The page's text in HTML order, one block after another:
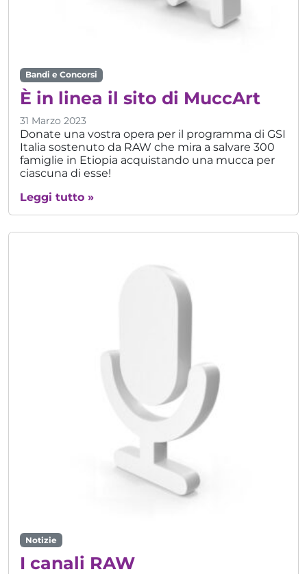
Bandi e Concorsi
È in linea il sito di MuccArt
31 Marzo 2023
Donate una vostra opera per il programma di GSI
Italia sostenuto da RAW che mira a salvare 300
famiglie in Etiopia acquistando una mucca per
ciascuna di esse!
Leggi tutto »
Notizie
I canali RAW